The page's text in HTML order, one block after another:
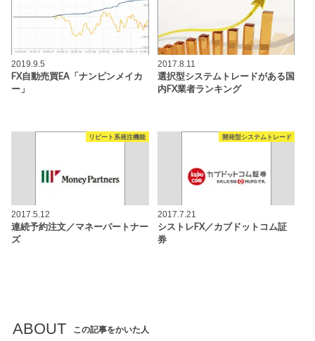
2019.9.5
FX自動売買EA「ナンピンメイカ
ー」
2017.8.11
選択型システムトレードがある国
内FX業者ランキング
リピート系発注機能
2017.5.12
連続予約注文／マネーパートナー
ズ
開発型システムトレード
2017.7.21
シストレFX／カブドットコム証
券
ABOUT この記事をかいた人